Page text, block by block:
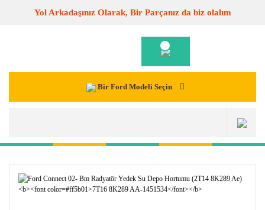
Yol Arkadaşınız Olarak, Bir Parçanız da biz olalım
Bir Ford Modeli Seçin